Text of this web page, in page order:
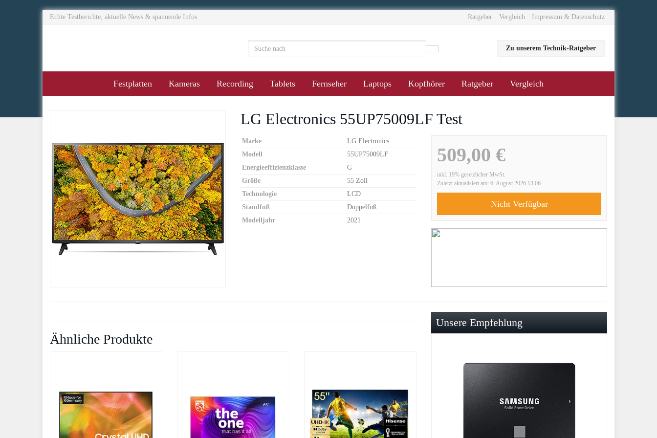
Echte Testberichte, aktuelle News & spannende Infos Ratgeber Vergleich Impressum & Datenschutz
Zu unserem Technik-Ratgeber
Festplatten Kameras Recording Tablets Fernseher Laptops Kopfhörer Ratgeber Vergleich
LG Electronics 55UP75009LF Test
509,00 €
inkl. 19% gesetzlicher MwSt.
Zuletzt aktualisiert am: 6. August 2026 13:06
Nicht Verfügbar
Marke
LG Electronics
Modell
55UP75009LF
Energieeffizienzklasse
G
Größe
55 Zoll
Technologie
LCD
Standfuß
Doppelfuß
Modelljahr
2021
Ähnliche Produkte
Unsere Empfehlung